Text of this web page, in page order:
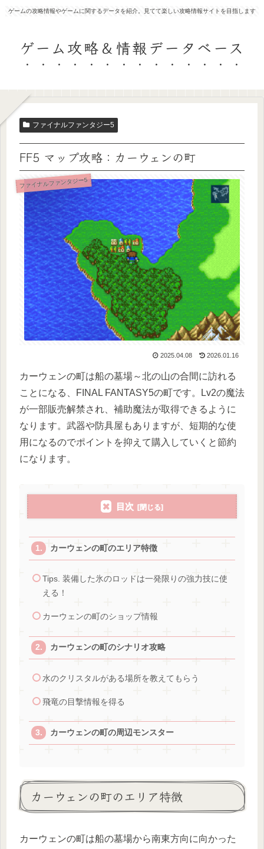
ゲームの攻略情報やゲームに関するデータを紹介。見てて楽しい攻略情報サイトを目指します
ゲーム攻略＆情報データベース
ファイナルファンタジー5
FF5 マップ攻略：カーウェンの町
ファイナルファンタジー5
2025.04.08 2026.01.16
カーウェンの町は船の墓場～北の山の合間に訪れる
ことになる、FINAL FANTASY5の町です。Lv2の魔法
が一部販売解禁され、補助魔法が取得できるように
なります。武器や防具屋もありますが、短期的な使
用になるのでポイントを抑えて購入していくと節約
になります。
目次
カーウェンの町のエリア特徴
Tips. 装備した氷のロッドは一発限りの強力技に使
える！
カーウェンの町のショップ情報
カーウェンの町のシナリオ攻略
水のクリスタルがある場所を教えてもらう
飛竜の目撃情報を得る
カーウェンの町の周辺モンスター
カーウェンの町のエリア特徴
カーウェンの町は船の墓場から南東方向に向かった